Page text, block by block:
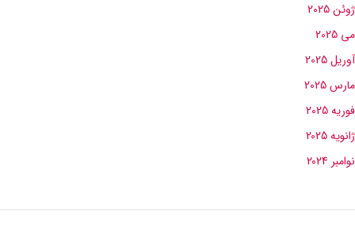
ژوئن 2025
می 2025
آوریل 2025
مارس 2025
فوریه 2025
ژانویه 2025
نوامبر 2024